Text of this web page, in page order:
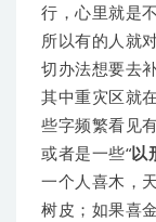
行，心里就是
所以有的人就
切办法想要去
其中重灾区就
些字频繁看见
或者是一些“以
一个人喜木，
树皮；如果喜